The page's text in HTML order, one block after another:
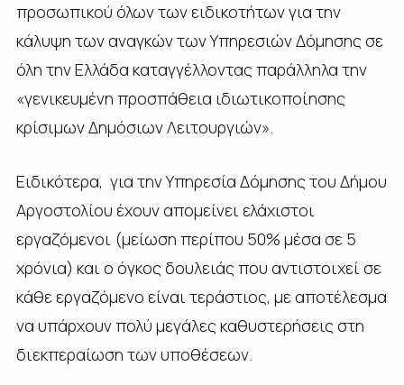
προσωπικού όλων των ειδικοτήτων για την
κάλυψη των αναγκών των Υπηρεσιών Δόμησης σε
όλη την Ελλάδα καταγγέλλοντας παράλληλα την
«γενικευμένη προσπάθεια ιδιωτικοποίησης
κρίσιμων Δημόσιων Λειτουργιών».
Ειδικότερα, για την Υπηρεσία Δόμησης του Δήμου
Αργοστολίου έχουν απομείνει ελάχιστοι
εργαζόμενοι (μείωση περίπου 50% μέσα σε 5
χρόνια) και ο όγκος δουλειάς που αντιστοιχεί σε
κάθε εργαζόμενο είναι τεράστιος, με αποτέλεσμα
να υπάρχουν πολύ μεγάλες καθυστερήσεις στη
διεκπεραίωση των υποθέσεων.